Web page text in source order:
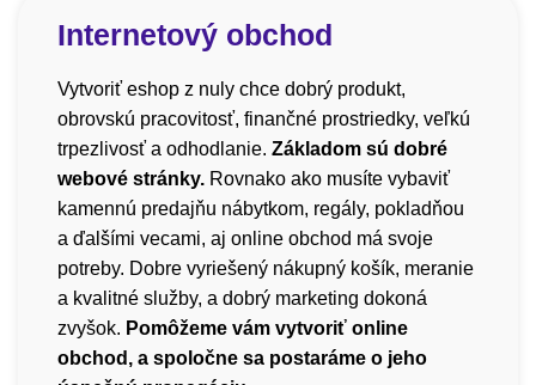
Internetový obchod
Vytvoriť eshop z nuly chce dobrý produkt,
obrovskú pracovitosť, finančné prostriedky, veľkú
trpezlivosť a odhodlanie. Základom sú dobré
webové stránky. Rovnako ako musíte vybaviť
kamennú predajňu nábytkom, regály, pokladňou
a ďalšími vecami, aj online obchod má svoje
potreby. Dobre vyriešený nákupný košík, meranie
a kvalitné služby, a dobrý marketing dokoná
zvyšok. Pomôžeme vám vytvoriť online
obchod, a spoločne sa postaráme o jeho